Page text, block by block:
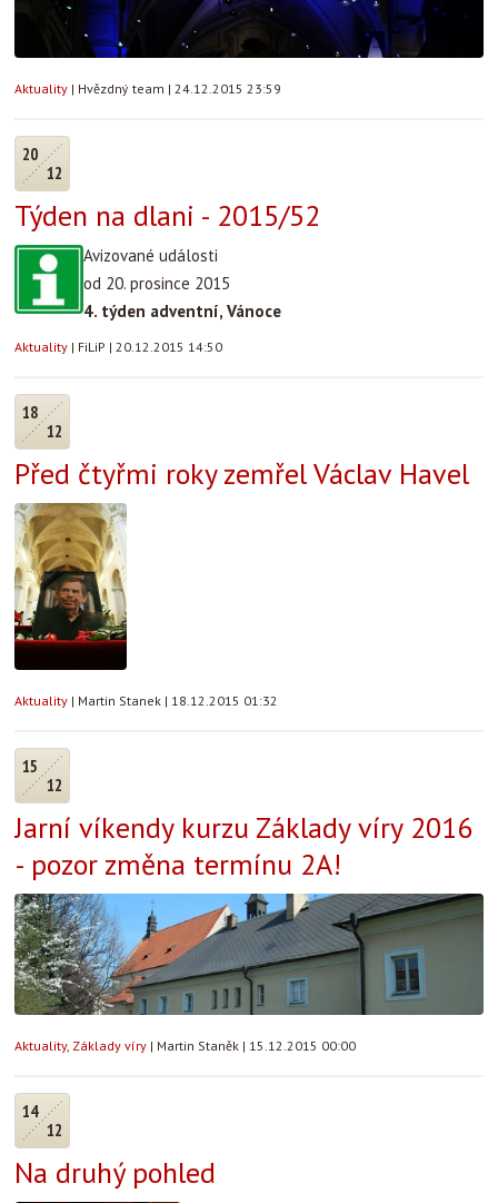
Aktuality | Hvězdný team | 24.12.2015 23:59
20
12
Týden na dlani - 2015/52
Avizované události
od 20. prosince 2015
4. týden adventní, Vánoce
Aktuality | FiLiP | 20.12.2015 14:50
18
12
Před čtyřmi roky zemřel Václav Havel
Aktuality | Martin Stanek | 18.12.2015 01:32
15
12
Jarní víkendy kurzu Základy víry 2016
- pozor změna termínu 2A!
Aktuality, Základy víry | Martin Staněk | 15.12.2015 00:00
14
12
Na druhý pohled